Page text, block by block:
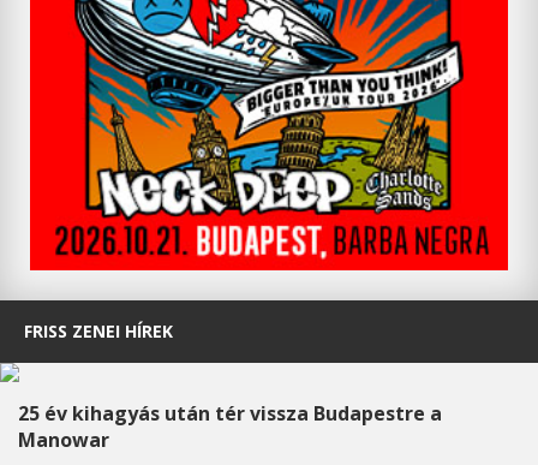
FRISS ZENEI HÍREK
25 év kihagyás után tér vissza Budapestre a
Manowar